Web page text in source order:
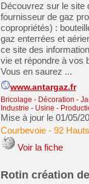
Découvrez sur le site
fournisseur de gaz
copropriétés) :
gaz enterrées et
ce site des
vie et répondre à vos
Vous en saurez ...
www.antargaz.fr
Bricolage - Décoration -
Industrie - Usine -
Mise à jour le 01/05/
Courbevoie- 92
Voir la fiche
Rotin création